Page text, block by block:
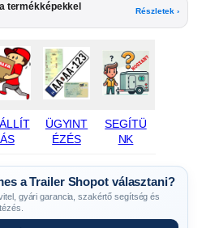
termékképekkel
Részletek ›
ÁS
ÜGYINT
ÉZÉS
SEGÍTÜ
NK
a Trailer Shopot választani?
gyári garancia, szakértő segítség és